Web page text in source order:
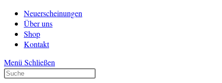
Zum
Inhalt
springen
Neuerscheinungen
Über uns
Shop
Kontakt
Menü Schließen